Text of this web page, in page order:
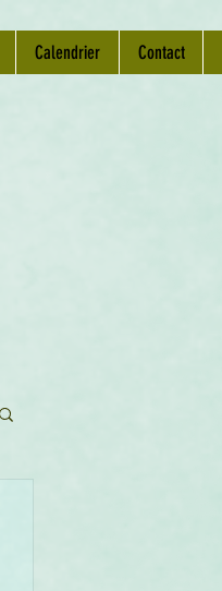
Calendrier Contact